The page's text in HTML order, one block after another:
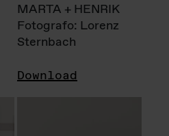
MARTA + HENRIK
Fotografo: Lorenz
Sternbach
Download